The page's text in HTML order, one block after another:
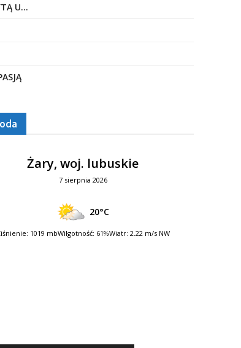
U…
Żary, woj. lubuskie
7 sierpnia 2026
20°C
1019 mbWilgotność: 61%Wiatr: 2.22 m/s NW